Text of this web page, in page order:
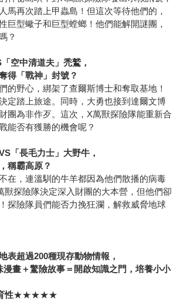
馬再次踏上甲蟲島！但這次等待他們的，
巨型蠍子和巨型螳螂！他們能解開謎團，
？
「空中清道夫」禿鷲，
得「戰神」封號？
的野心，綁架了查爾斯博士和奪取基地！
定踏上旅途。同時，大勇也接到達爾文博
團為非作歹。這次，X萬獸探險隊能重新合
能否有獲勝的機會呢？
「長毛力士」大野牛，
稱霸高原？
在，連溫馴的牛羊都因為他們散播的病毒
獸探險隊決定深入財團的大本營，但他們卻
探險隊員們能否力挽狂瀾，解救威脅地球
表超過200種現存動物情報，
漫畫＋驚險故事＝開啟知識之門，培養小小
性★★★★★